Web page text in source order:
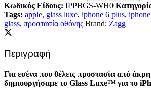
Κωδικός Είδους: IPPBGS-WH0
Tags: apple, glass luxe, iphone 6 plus,
glass, προστασία οθόνης Brand: Zagg
Περιγραφή
Για εσένα που θέλεις προστασία από
δημιουργήσαμε το Glass Luxe™ για το